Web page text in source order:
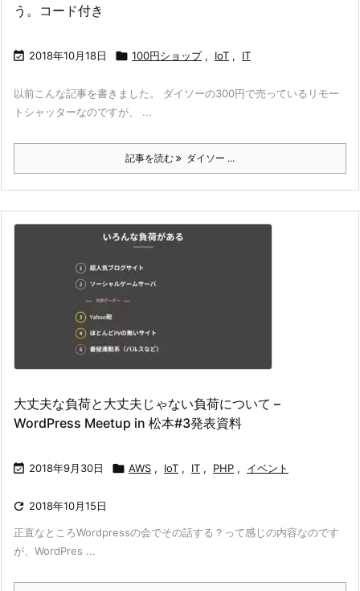
う。コード付き
 2018年10月18日  100円ショップ , IoT , IT
以前こんな記事を書きました。 ダイソーの300円で売っているリモー
トシャッターなのですが、 ...
記事を読む ダイソー ...
大丈夫な負荷と大丈夫じゃない負荷について –
WordPress Meetup in 松本#3発表資料
 2018年9月30日  AWS , IoT , IT , PHP , イベント
 2018年10月15日
正直なところWordpressの会でその話する？って感じの内容なのです
が、WordPres ...